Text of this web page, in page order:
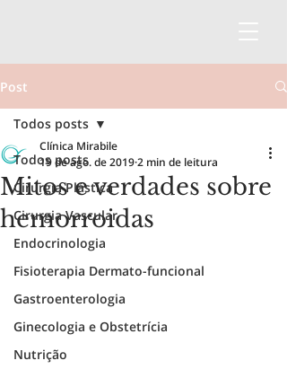
Post
Todos posts
Cirurgia Plástica
Cirurgia Vascular
Endocrinologia
Fisioterapia Dermato-funcional
Gastroenterologia
Ginecologia e Obstetrícia
Nutrição
Todos posts
Mitos e verdades sobre
hemorroidas
Clínica Mirabile
19 de ago. de 20192 min de leitura